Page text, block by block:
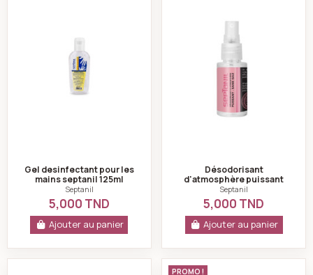
Gel desinfectant pour les
mains septanil 125ml
Septanil
5,000 TND
Ajouter au panier
Désodorisant
d'atmosphère puissant
sweety's de poche 30 ml -
septanil
Septanil
5,000 TND
Ajouter au panier
Désodorisant désinfectant antiseptique détente
PROMO !